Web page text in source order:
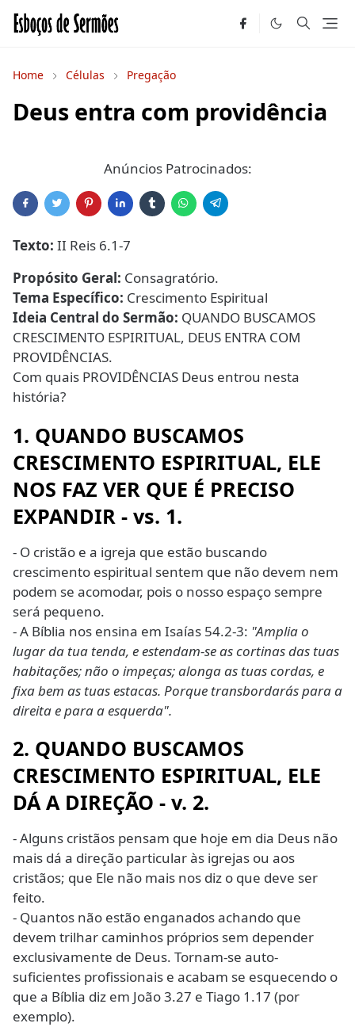
Home Células Pregação
Deus entra com providência
Anúncios Patrocinados:
Texto: II Reis 6.1-7
Propósito Geral: Consagratório.
Tema Específico: Crescimento Espiritual
Ideia Central do Sermão: QUANDO BUSCAMOS
CRESCIMENTO ESPIRITUAL, DEUS ENTRA COM
PROVIDÊNCIAS.
Com quais PROVIDÊNCIAS Deus entrou nesta
história?
1. QUANDO BUSCAMOS
CRESCIMENTO ESPIRITUAL, ELE
NOS FAZ VER QUE É PRECISO
EXPANDIR - vs. 1.
- O cristão e a igreja que estão buscando
crescimento espiritual sentem que não devem nem
podem se acomodar, pois o nosso espaço sempre
será pequeno.
- A Bíblia nos ensina em Isaías 54.2-3: "Amplia o
lugar da tua tenda, e estendam-se as cortinas das tuas
habitações; não o impeças; alonga as tuas cordas, e
fixa bem as tuas estacas. Porque transbordarás para a
direita e para a esquerda".
2. QUANDO BUSCAMOS
CRESCIMENTO ESPIRITUAL, ELE
DÁ A DIREÇÃO - v. 2.
- Alguns cristãos pensam que hoje em dia Deus não
mais dá a direção particular às igrejas ou aos
cristãos; que Ele não mais nos diz o que deve ser
feito.
- Quantos não estão enganados achando que
devem trilhar caminhos próprios sem depender
exclusivamente de Deus. Tornam-se auto-
suficientes profissionais e acabam se esquecendo o
que a Bíblia diz em João 3.27 e Tiago 1.17 (por
exemplo).